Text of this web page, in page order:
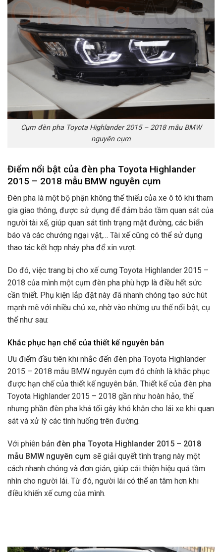
Cụm đèn pha Toyota Highlander 2015 – 2018 mẫu BMW
nguyên cụm
Điểm nổi bật của đèn pha Toyota Highlander
2015 – 2018 mẫu BMW nguyên cụm
Đèn pha là một bộ phận không thể thiếu của xe ô tô khi tham
gia giao thông, được sử dụng để đảm bảo tầm quan sát của
người tài xế, giúp quan sát tình trạng mặt đường, các biển
báo và các chướng ngại vật,… Tài xế cũng có thể sử dụng
thao tác kết hợp nháy pha để xin vượt.
Do đó, việc trang bị cho xế cưng Toyota Highlander 2015 –
2018 của mình một cụm đèn pha phù hợp là điều hết sức
cần thiết. Phụ kiện lắp đặt này đã nhanh chóng tạo sức hút
mạnh mẽ với nhiều chủ xe, nhờ vào những ưu thế nổi bật, cụ
thể như sau:
Khắc phục hạn chế của thiết kế nguyên bản
Ưu điểm đầu tiên khi nhắc đến đèn pha Toyota Highlander
2015 – 2018 mẫu BMW nguyên cụm đó chính là khắc phục
được hạn chế của thiết kế nguyên bản. Thiết kế của đèn pha
Toyota Highlander 2015 – 2018 gần như hoàn hảo, thế
nhưng phần đèn pha khá tối gây khó khăn cho lái xe khi quan
sát và xử lý các tình huống trên đường.
Với phiên bản đèn pha Toyota Highlander 2015 – 2018
mẫu BMW nguyên cụm sẽ giải quyết tình trạng này một
cách nhanh chóng và đơn giản, giúp cải thiện hiệu quả tầm
nhìn cho người lái. Từ đó, người lái có thể an tâm hơn khi
điều khiến xế cưng của mình.